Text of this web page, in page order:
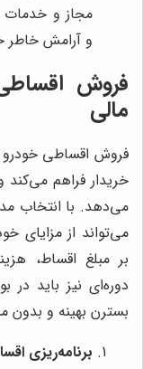
مجاز و
و آرامش خاطر
فروش
مالی
فروش اقساطی خودرو
خریدار فراهم
می‌دهد. با انتخاب
می‌تواند از مزایای
بر مبلغ اقساط،
دوره‌ای نیز باید
بسترن بهینه و بدون
برنامه‌ریزی